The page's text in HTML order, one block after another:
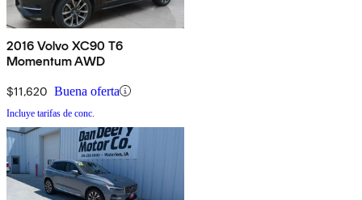
2016 Volvo XC90 T6
Momentum AWD
$11,620 Buena oferta
Incluye tarifas de conc.